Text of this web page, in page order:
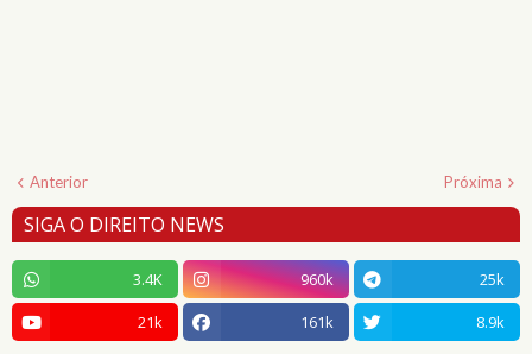
Anterior Próxima
SIGA O DIREITO NEWS
3.4K 960k
25k
21k
161k 8.9k